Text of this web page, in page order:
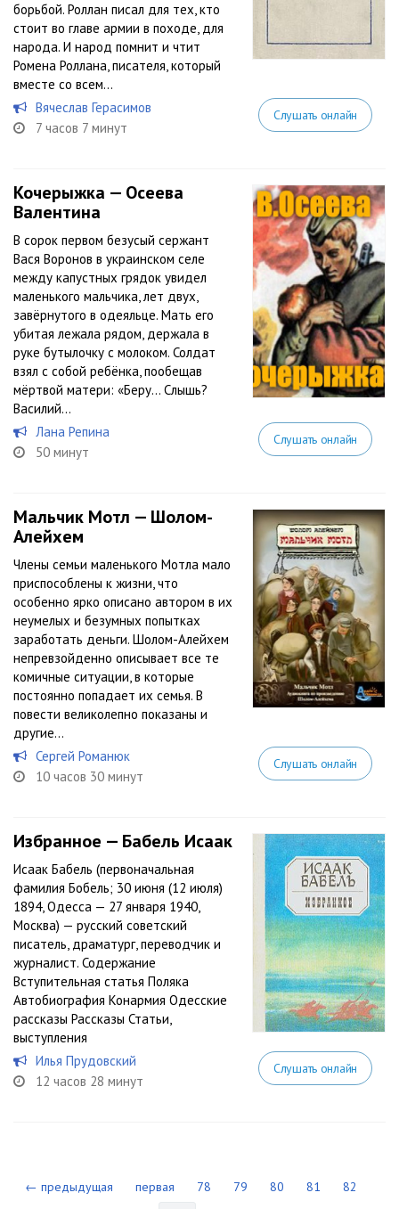
борьбой. Роллан писал для тех, кто
стоит во главе армии в походе, для
народа. И народ помнит и чтит
Ромена Роллана, писателя, который
вместе со всем...
Вячеслав Герасимов
7 часов 7 минут
Слушать онлайн
Кочерыжка — Осеева
Валентина
В сорок первом безусый сержант
Вася Воронов в украинском селе
между капустных грядок увидел
маленького мальчика, лет двух,
завёрнутого в одеяльце. Мать его
убитая лежала рядом, держала в
руке бутылочку с молоком. Солдат
взял с собой ребёнка, пообещав
мёртвой матери: «Беру… Слышь?
Василий...
Лана Репина
50 минут
Слушать онлайн
Мальчик Мотл — Шолом-
Алейхем
Члены семьи маленького Мотла мало
приспособлены к жизни, что
особенно ярко описано автором в их
неумелых и безумных попытках
заработать деньги. Шолом-Алейхем
непревзойденно описывает все те
комичные ситуации, в которые
постоянно попадает их семья. В
повести великолепно показаны и
другие...
Сергей Романюк
10 часов 30 минут
Слушать онлайн
Избранное — Бабель Исаак
Исаак Бабель (первоначальная
фамилия Бобель; 30 июня (12 июля)
1894, Одесса — 27 января 1940,
Москва) — русский советский
писатель, драматург, переводчик и
журналист. Содержание
Вступительная статья Поляка
Автобиография Конармия Одесские
рассказы Рассказы Статьи,
выступления
Илья Прудовский
12 часов 28 минут
Слушать онлайн
← предыдущая первая 78 79 80 81 82